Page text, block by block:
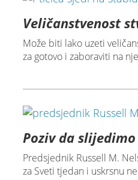
Veličanstvenost
Može biti lako uzeti
za gotovo i zaboraviti na
Poziv da slijedimo
Predsjednik Russell M.
za Sveti tjedan i uskrsnu